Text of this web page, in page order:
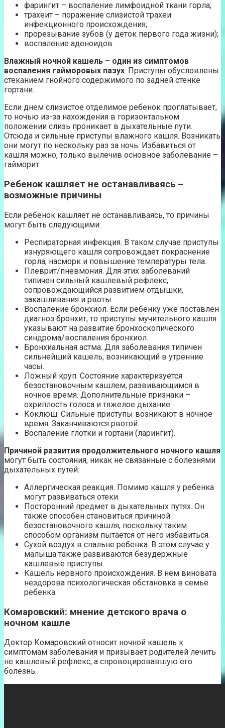
фарингит – воспаление лимфоидной ткани горла;
трахеит – поражение слизистой трахеи
инфекционного происхождения;
прорезывание зубов (у деток первого года жизни);
воспаление аденоидов.
Влажный ночной кашель – один из симптомов
воспаления гайморовых пазух. Приступы обусловлены
стеканием гнойного содержимого по задней стенке
гортани.
Если днем слизистое отделимое ребенок проглатывает,
то ночью из-за нахождения в горизонтальном
положении слизь проникает в дыхательные пути.
Отсюда и сильные приступы влажного кашля. Возникать
они могут по нескольку раз за ночь. Избавиться от
кашля можно, только вылечив основное заболевание –
гайморит.
Ребенок кашляет не останавливаясь –
возможные причины
Если ребенок кашляет не останавливаясь, то причины
могут быть следующими:
Респираторная инфекция. В таком случае приступы
изнуряющего кашля сопровождает покраснение
горла, насморк и повышение температуры тела.
Плеврит/пневмония. Для этих заболеваний
типичен сильный кашлевый рефлекс,
сопровождающийся развитием отдышки,
закашливания и рвоты.
Воспаление бронхиол. Если ребенку уже поставлен
диагноз бронхит, то приступы мучительного кашля
указывают на развитие бронхоскопического
синдрома/воспаления бронхиол.
Бронхиальная астма. Для заболевания типичен
сильнейший кашель, возникающий в утренние
часы.
Ложный круп. Состояние характеризуется
безостановочным кашлем, развивающимся в
ночное время. Дополнительные признаки –
охриплость голоса и тяжелое дыхание.
Коклюш. Сильные приступы возникают в ночное
время. Заканчиваются рвотой.
Воспаление глотки и гортани (ларингит).
Причиной развития продолжительного ночного кашля
могут быть состояния, никак не связанные с болезнями
дыхательных путей:
Аллергическая реакция. Помимо кашля у ребенка
могут развиваться отеки.
Посторонний предмет в дыхательных путях. Он
также способен становиться причиной
безостановочного кашля, поскольку таким
способом организм пытается от него избавиться.
Сухой воздух в спальне ребенка. В этом случае у
малыша также развиваются безудержные
кашлевые приступы.
Кашель нервного происхождения. В нем виновата
нездорова психологическая обстановка в семье
ребенка.
Комаровский: мнение детского врача о
ночном кашле
Доктор Комаровский относит ночной кашель к
симптомам заболевания и призывает родителей лечить
не кашлевый рефлекс, а спровоцировавшую его
болезнь.